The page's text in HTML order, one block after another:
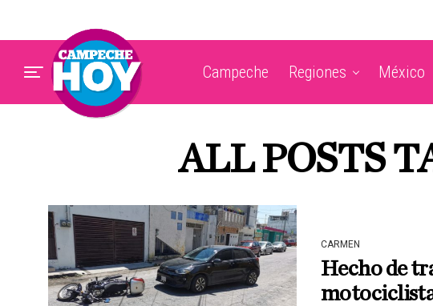
Campeche Regiones México
ALL POSTS
CARMEN
Hecho de